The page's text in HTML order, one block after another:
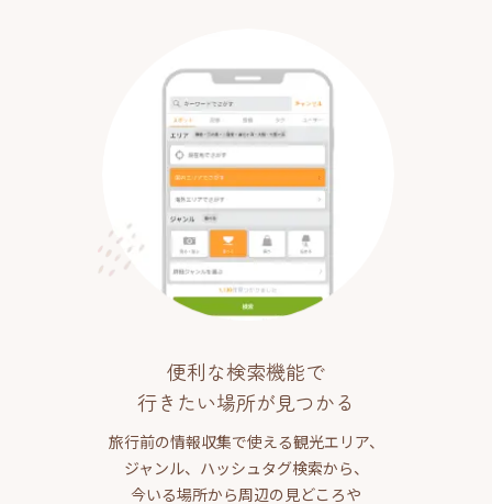
便利な検索機能で
行きたい場所が見つかる
旅行前の情報収集で使える観光エリア、
ジャンル、ハッシュタグ検索から、
今いる場所から周辺の見どころや